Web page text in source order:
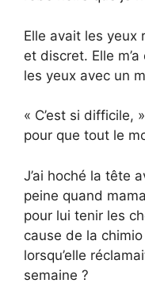
Elle avait les yeux
et discret. Elle m’a
les yeux avec un
« C’est si difficile,
pour que tout le
J’ai hoché la tête
peine quand
pour lui tenir les
cause de la
lorsqu’elle
semaine ?